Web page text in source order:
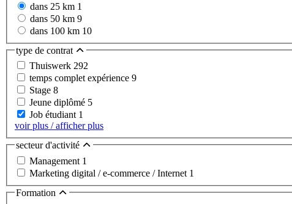
dans 25 km 1
dans 50 km 9
dans 100 km 10
type de contrat
Thuiswerk 292
temps complet expérience 9
Stage 8
Jeune diplômé 5
Job étudiant 1
voir plus / afficher plus
secteur d'activité
Management 1
Marketing digital / e-commerce / Internet 1
Formation